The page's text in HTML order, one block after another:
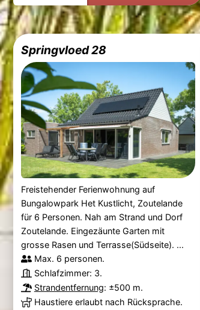
Springvloed 28
Freistehender Ferienwohnung auf
Bungalowpark Het Kustlicht, Zoutelande
für 6 Personen. Nah am Strand und Dorf
Zoutelande. Eingezäunte Garten mit
grosse Rasen und Terrasse(Südseite). ...
Max. 6 personen.
Schlafzimmer: 3.
Strandentfernung: ±500 m.
Haustiere erlaubt nach Rücksprache.